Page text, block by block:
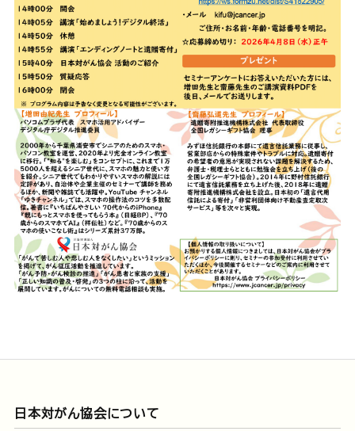
日本対がん協会について